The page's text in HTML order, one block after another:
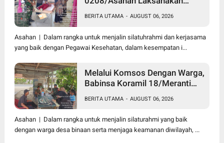
Pegawai Kesehatan Di
Puskesmas
BERITA UTAMA - AUGUST 06, 2026
Asahan | Dalam rangka untuk menjalin silatuhrahmi dan kerjasama
yang baik dengan Pegawai Kesehatan, dalam kesempatan i...
Melalui Komsos Dengan Warga,
Babinsa Koramil 18/Meranti
Jaga ebersihan Dan Kamtibmas
BERITA UTAMA - AUGUST 06, 2026
Asahan | Dalam rangka untuk menjalin silaturahmi yang baik
dengan warga desa binaan serta menjaga keamanan diwilayah, ...